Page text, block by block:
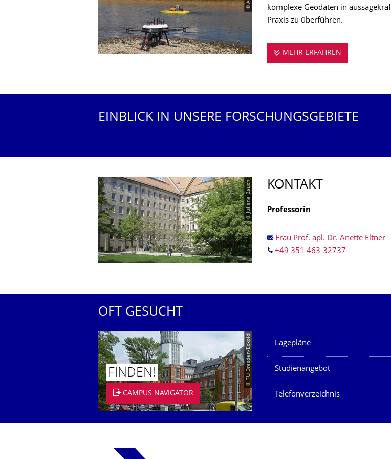
komplexe Geodaten in
Praxis zu überführen.
MEHR ERFAHREN
EINBLICK IN UNSERE FORSCHUNGSGEBIETE
© Juliane Bauch KONTAKT
Professorin
Frau Prof. apl. Dr. Anette Eltner
+49 351 463-32737
OFT GESUCHT
© TU Dresden/Eckold
FINDEN!
CAMPUS NAVIGATOR
Unsere Dienste
Lagepläne
Studienangebot
Telefonverzeichnis